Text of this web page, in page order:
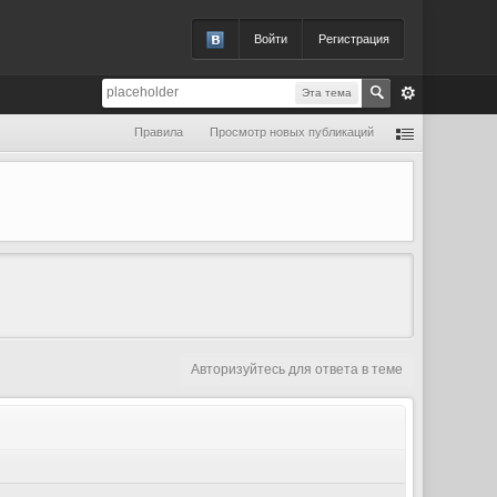
Войти Регистрация
Эта тема
Правила Просмотр новых публикаций
Авторизуйтесь для ответа в теме